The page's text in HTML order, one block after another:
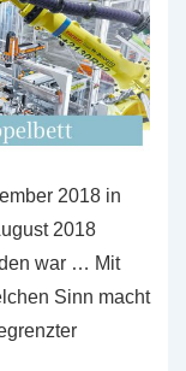
2018 in
2018
war … Mit
Sinn macht